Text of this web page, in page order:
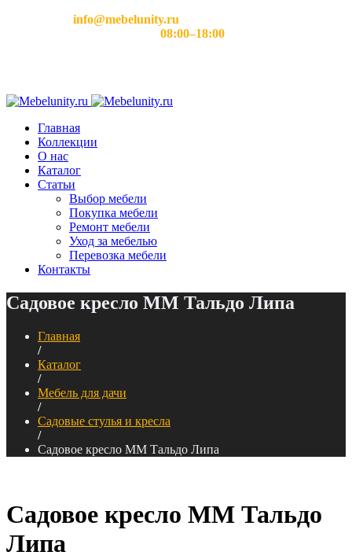
info@mebelunity.ru
08:00–18:00
Главная
Коллекции
О нас
Каталог
Статьи
Выбор мебели
Покупка мебели
Ремонт мебели
Уход за мебелью
Перевозка мебели
Контакты
Садовое кресло ММ Тальдо Липа
Главная
/
Каталог
/
Мебель для дачи
/
Садовые стулья и кресла
/
Садовое кресло ММ Тальдо Липа
Садовое кресло ММ Тальдо
Липа